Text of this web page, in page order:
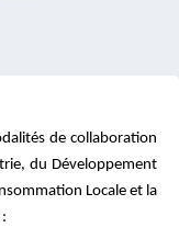
de collaboration
du Développement
Locale et la